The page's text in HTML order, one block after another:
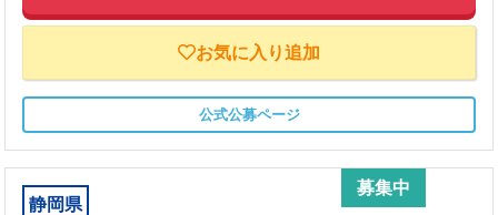
お気に入り追加
公式公募ページ
募集中
静岡県